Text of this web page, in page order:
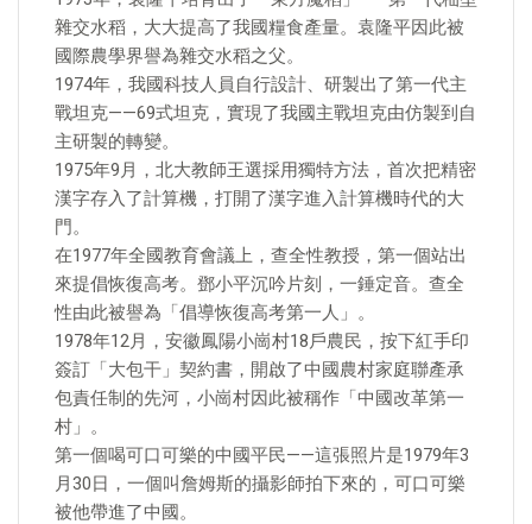
雜交水稻，大大提高了我國糧食產量。袁隆平因此被
國際農學界譽為雜交水稻之父。
1974年，我國科技人員自行設計、研製出了第一代主
戰坦克——69式坦克，實現了我國主戰坦克由仿製到自
主研製的轉變。
1975年9月，北大教師王選採用獨特方法，首次把精密
漢字存入了計算機，打開了漢字進入計算機時代的大
門。
在1977年全國教育會議上，查全性教授，第一個站出
來提倡恢復高考。鄧小平沉吟片刻，一錘定音。查全
性由此被譽為「倡導恢復高考第一人」。
1978年12月，安徽鳳陽小崗村18戶農民，按下紅手印
簽訂「大包干」契約書，開啟了中國農村家庭聯產承
包責任制的先河，小崗村因此被稱作「中國改革第一
村」。
第一個喝可口可樂的中國平民——這張照片是1979年3
月30日，一個叫詹姆斯的攝影師拍下來的，可口可樂
被他帶進了中國。